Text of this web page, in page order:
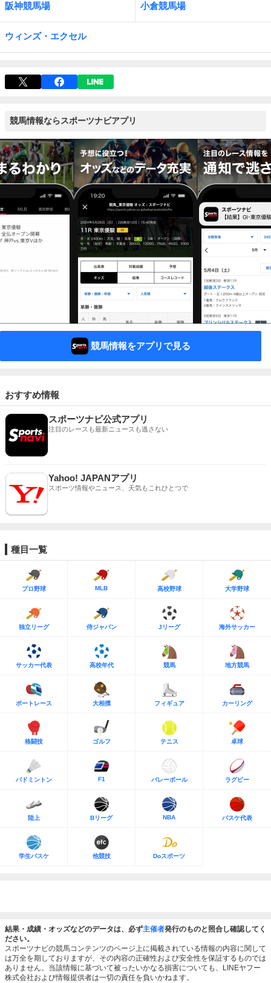
阪神競馬場 小倉競馬場
ウィンズ・エクセル
競馬情報ならスポーツナビアプリ
競馬情報をアプリで見る
おすすめ情報
スポーツナビ公式アプリ
注目のレースも最新ニュースも逃さない
Yahoo! JAPANアプリ
スポーツ情報やニュース、天気もこれひとつで
種目一覧
プロ野球 MLB 高校野球 大学野球
独立リーグ 侍ジャパン Jリーグ 海外サッカー
サッカー代表 高校年代 競馬 地方競馬
ボートレース 大相撲 フィギュア カーリング
格闘技 ゴルフ テニス 卓球
バドミントン F1 バレーボール ラグビー
陸上 Bリーグ NBA バスケ代表
学生バスケ 他競技 Doスポーツ
結果・成績・オッズなどのデータは、必ず主催者発行のものと照合し確認してく
ださい。
スポーツナビの競馬コンテンツのページ上に掲載されている情報の内容に関して
は万全を期しておりますが、その内容の正確性および安全性を保証するものでは
ありません。当該情報に基づいて被ったいかなる損害についても、LINEヤフー
株式会社および情報提供者は一切の責任を負いかねます。